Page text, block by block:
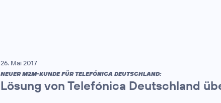
26. Mai 2017
NEUER M2M-KUNDE FÜR TELEFÓNICA DEUTSCHLAND:
Lösung von Telefónica Deutschland